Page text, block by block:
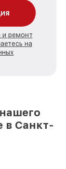
и ремонт
на
в Санкт-